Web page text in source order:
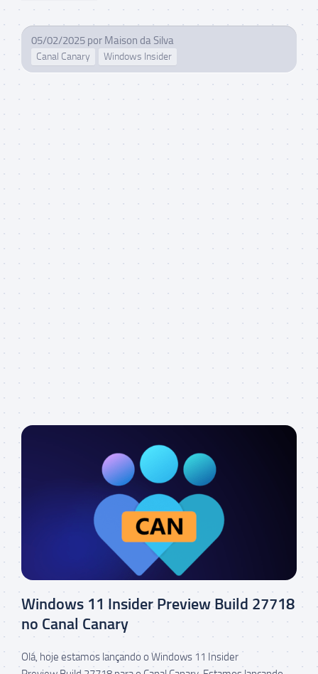
05/02/2025 por Maison da Silva
Canal Canary Windows Insider
Windows 11 Insider Preview Build 27718
no Canal Canary
Olá, hoje estamos lançando o Windows 11 Insider